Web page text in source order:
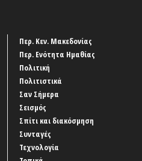
Περ. Κεν. Μακεδονίας
Περ. Ενότητα Ημαθίας
Πολιτική
Πολιτιστικά
Σαν Σήμερα
Σεισμός
Σπίτι και διακόσμηση
Συνταγές
Τεχνολογία